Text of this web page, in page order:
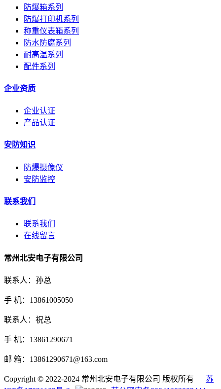
防爆箱系列
防爆打印机系列
称重仪表箱系列
防水防腐系列
耐高温系列
配件系列
企业资质
企业认证
产品认证
安防知识
防爆摄像仪
安防监控
联系我们
联系我们
在线留言
常州北安电子有限公司
联系人：孙总
手 机：13861005050
联系人：祝总
手 机：13861290671
邮 箱：13861290671@163.com
Copyright © 2022-2024 常州北安电子有限公司 版权所有 苏